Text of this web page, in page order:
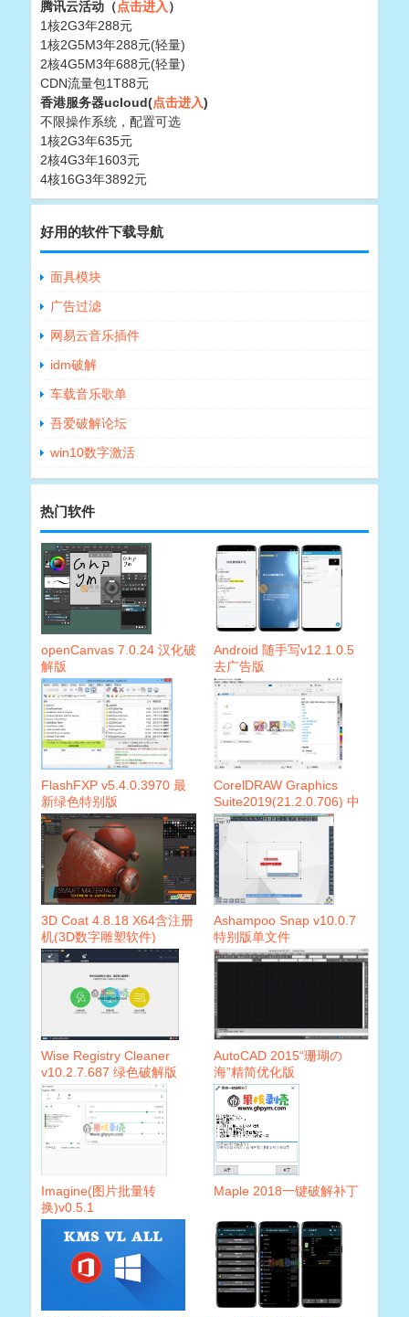
腾讯云活动（点击进入 ）
1核2G3年288元
1核2G5M3年288元(轻量)
2核4G5M3年688元(轻量)
CDN流量包1T88元
香港服务器ucloud(点击进入)
不限操作系统，配置可选
1核2G3年635元
2核4G3年1603元
4核16G3年3892元
好用的软件下载导航
面具模块
广告过滤
网易云音乐插件
idm破解
车载音乐歌单
吾爱破解论坛
win10数字激活
热门软件
openCanvas 7.0.24 汉化破
解版
Android 随手写v12.1.0.5
去广告版
FlashFXP v5.4.0.3970 最
新绿色特别版
CorelDRAW Graphics
Suite2019(21.2.0.706) 中
文破解版
3D Coat 4.8.18 X64含注册
机(3D数字雕塑软件)
Ashampoo Snap v10.0.7
特别版单文件
Wise Registry Cleaner
v10.2.7.687 绿色破解版
AutoCAD 2015“珊瑚の
海”精简优化版
Imagine(图片批量转
换)v0.5.1
Maple 2018一键破解补丁